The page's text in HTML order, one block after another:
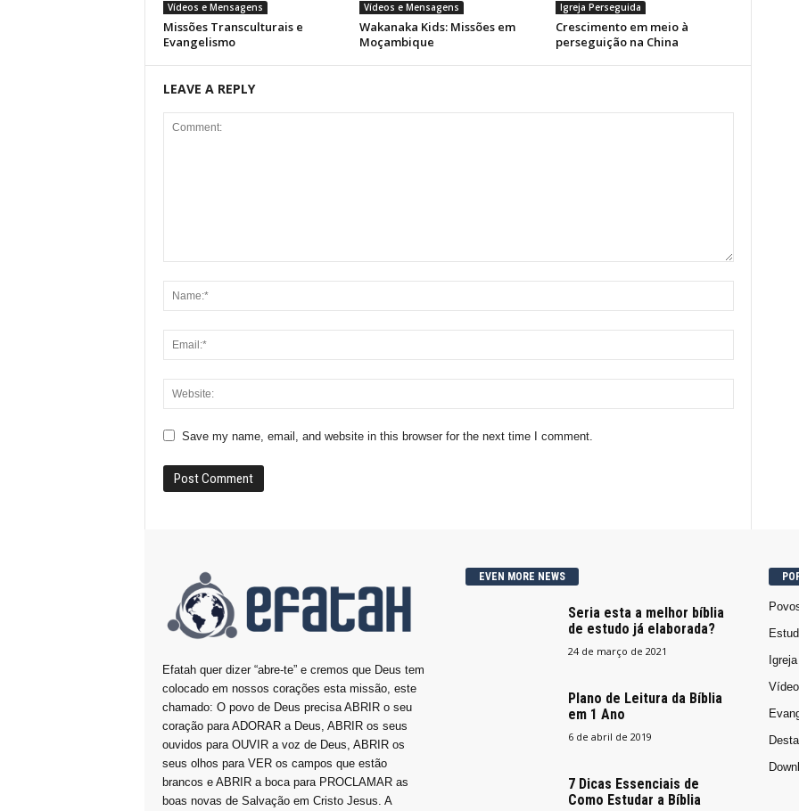
Vídeos e Mensagens
Missões Transculturais e
Evangelismo
Vídeos e Mensagens
Wakanaka Kids: Missões em
Moçambique
Igreja Perseguida
Crescimento em meio à
perseguição na China
LEAVE A REPLY
Save my name, email, and website in this browser for the next time I comment.
Efatah quer dizer “abre-te” e cremos que Deus tem
colocado em nossos corações esta missão, este
chamado: O povo de Deus precisa ABRIR o seu
coração para ADORAR a Deus, ABRIR os seus
ouvidos para OUVIR a voz de Deus, ABRIR os
seus olhos para VER os campos que estão
brancos e ABRIR a boca para PROCLAMAR as
boas novas de Salvação em Cristo Jesus. A
EVEN MORE NEWS
Seria esta a melhor bíblia
de estudo já elaborada?
24 de março de 2021
Plano de Leitura da Bíblia
em 1 Ano
6 de abril de 2019
7 Dicas Essenciais de
Como Estudar a Bíblia